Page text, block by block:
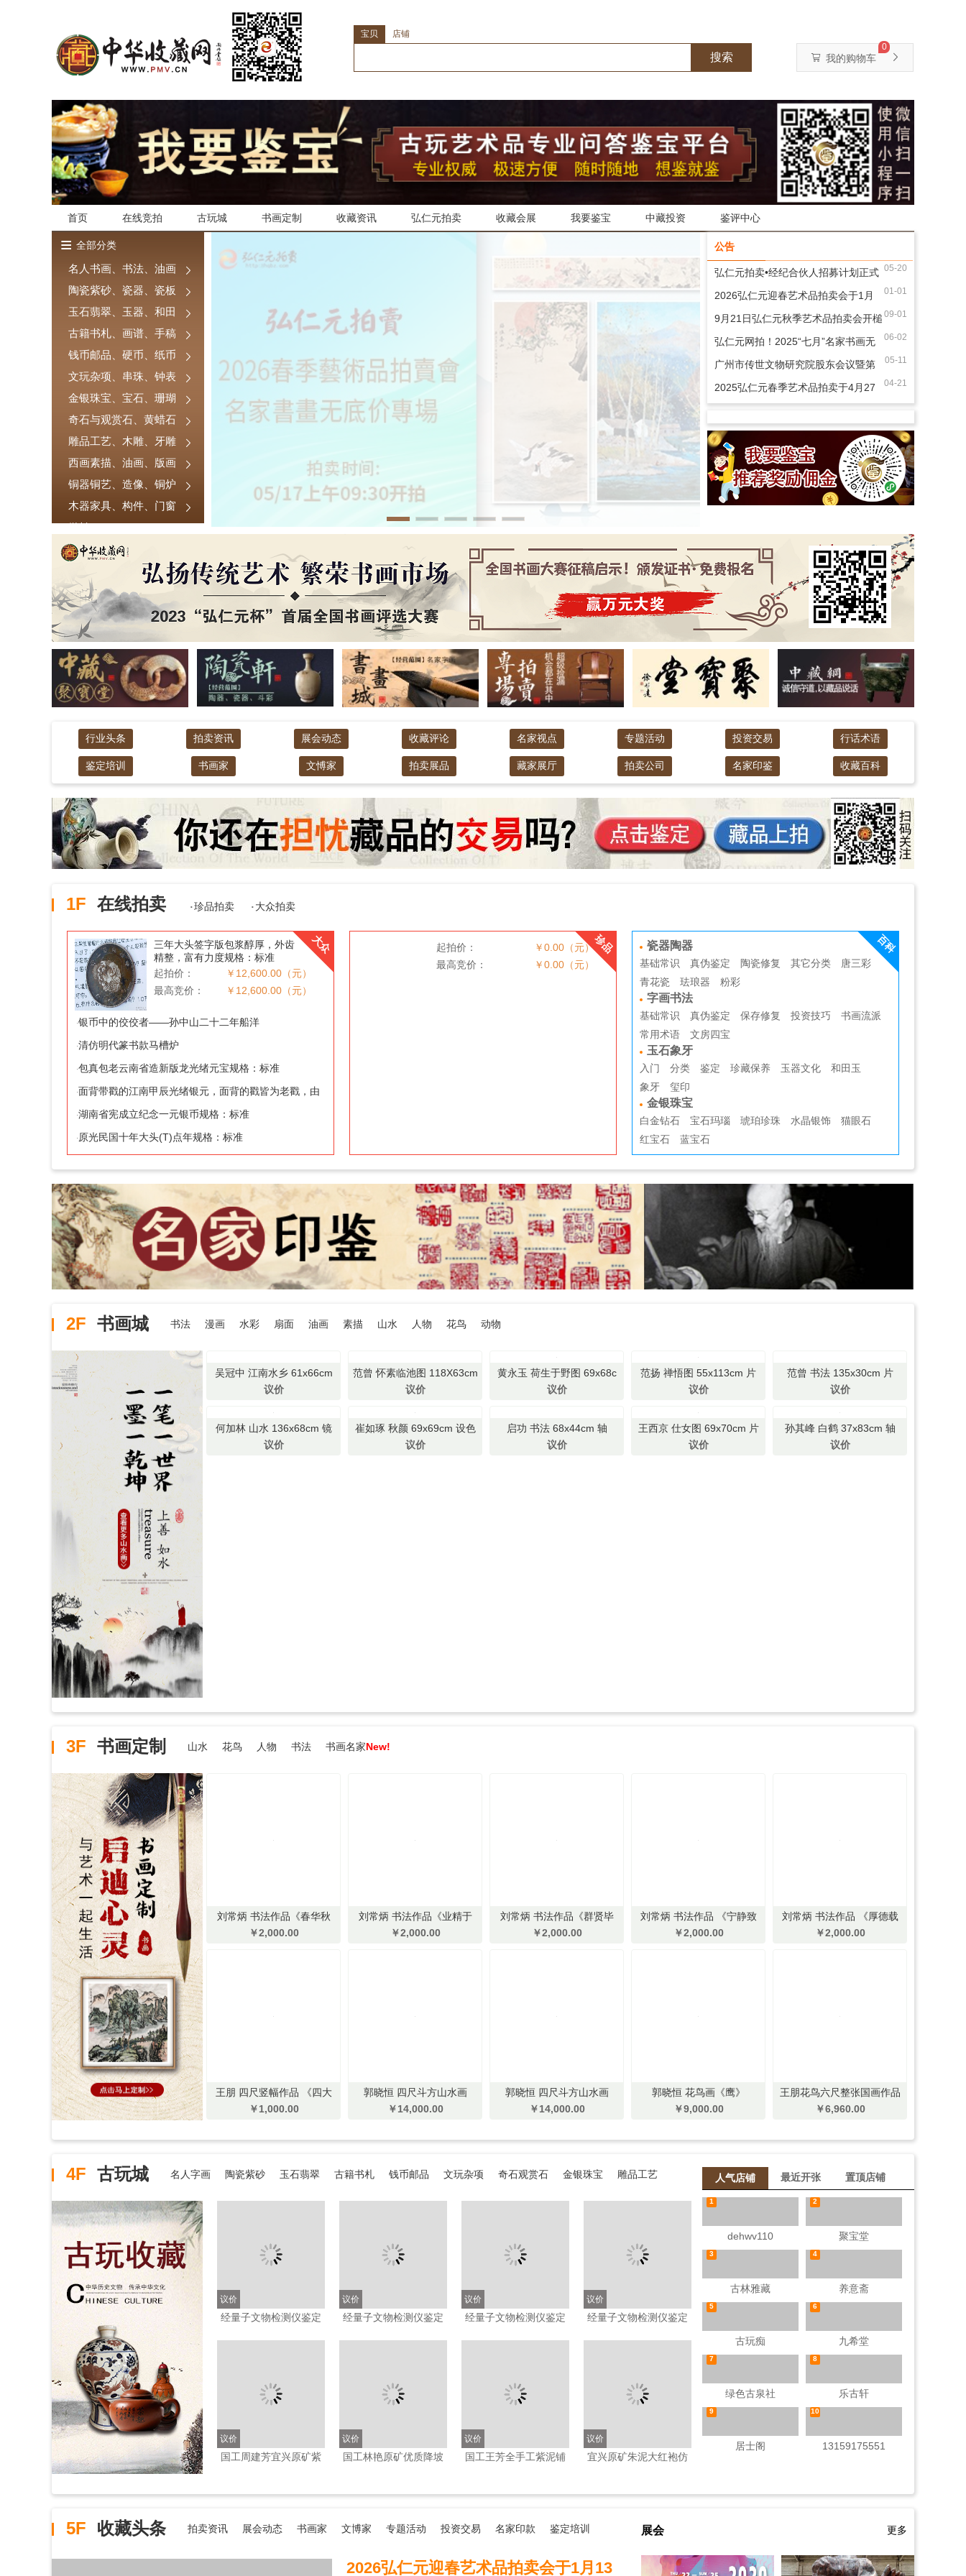
宝贝 店铺
搜索 我的购物车
0
首页 在线竞拍 古玩城 书画定制 收藏资讯 弘仁元拍卖 收藏会展 我要鉴宝 中藏投资 鉴评中心
≡ 全部分类
名人书画、书法、油画
陶瓷紫砂、瓷器、瓷板
玉石翡翠、玉器、和田
古籍书札、画谱、手稿
钱币邮品、硬币、纸币
文玩杂项、串珠、钟表
金银珠宝、宝石、珊瑚
奇石与观赏石、黄蜡石
雕品工艺、木雕、牙雕
西画素描、油画、版画
铜器铜艺、造像、铜炉
木器家具、构件、门窗
微拍
公告
05-20
弘仁元拍卖•经纪合伙人招募计划正式
启幕
01-01
2026弘仁元迎春艺术品拍卖会于1月
13日开槌
09-01
9月21日弘仁元秋季艺术品拍卖会开槌
06-02
弘仁元网拍！2025“七月”名家书画无
底价专场
05-11
广州市传世文物研究院股东会议暨第
一届筹委会成功举行
04-21
2025弘仁元春季艺术品拍卖于4月27
行业头条 拍卖资讯 展会动态 收藏评论 名家视点 专题活动 投资交易 行话术语
鉴定培训 书画家 文愽家 拍卖展品 藏家展厅 拍卖公司 名家印鉴 收藏百科
1F 在线拍卖 ·珍品拍卖 ·大众拍卖
三年大头签字版包浆醇厚，外齿
精整，富有力度规格：标准
起拍价：
￥12,600.00（元）
最高竞价：
￥12,600.00（元）
·银币中的佼佼者――孙中山二十二年船洋
·清仿明代篆书款马槽炉
·包真包老云南省造新版龙光绪元宝规格：标准
·面背带戳的江南甲辰光绪银元，面背的戳皆为老戳，由
此可以断定是真品
·湖南省宪成立纪念一元银币规格：标准
· 原光民国十年大头(T)点年规格：标准
大众 起拍价：
￥0.00（元）
最高竞价：
￥0.00（元）
珍品 瓷器陶器
基础常识 真伪鉴定 陶瓷修复 其它分类
唐三彩
青花瓷
珐琅器 粉彩
字画书法
基础常识 真伪鉴定 保存修复 投资技巧
书画流派
常用术语
文房四宝
玉石象牙
入门 分类 鉴定 珍藏保养 玉器文化
和田玉
象牙
玺印
金银珠宝
白金钻石 宝石玛瑙 琥珀珍珠 水晶银饰
猫眼石
红宝石
蓝宝石
百科
2F 书画城 书法 漫画 水彩 扇面 油画 素描 山水 人物 花鸟 动物
吴冠中 江南水乡 61x66cm
立轴
议价
范曾 怀素临池图 118X63cm
立轴
议价
黄永玉 荷生于野图 69x68c
m 立轴
议价
范扬 禅悟图 55x113cm 片
议价
范曾 书法 135x30cm 片
议价
何加林 山水 136x68cm 镜
片
议价
崔如琢 秋颜 69x69cm 设色
纸本 片
议价
启功 书法 68x44cm 轴
议价
王西京 仕女图 69x70cm 片
议价
孙其峰 白鹤 37x83cm 轴
议价
3F 书画定制 山水 花鸟 人物 书法 书画名家New!
刘常炳 书法作品《春华秋
实》 136*68cm
￥2,000.00
刘常炳 书法作品《业精于
勤》 136*68cm
￥2,000.00
刘常炳 书法作品《群贤毕
至》 136*68cm
￥2,000.00
刘常炳 书法作品 《宁静致
远》 136*68cm
￥2,000.00
刘常炳 书法作品 《厚德载
物》136*68cm
￥2,000.00
王朋 四尺竖幅作品 《四大
美女》一套
￥1,000.00
郭晓恒 四尺斗方山水画
￥14,000.00
郭晓恒 四尺斗方山水画
￥14,000.00
郭晓恒 花鸟画《鹰》
￥9,000.00
王朋花鸟六尺整张国画作品
《锦绣富贵》
￥6,960.00
4F 古玩城 名人字画 陶瓷紫砂 玉石翡翠 古籍书札 钱币邮品 文玩杂项 奇石观赏石 金银珠宝 雕品工艺
议价
​经量子文物检测仪鉴定
议价
经量子文物检测仪鉴定
议价
经量子文物检测仪鉴定
议价
经量子文物检测仪鉴定
议价
国工周建芳宜兴原矿紫
议价
国工林艳原矿优质降坡
议价
国工王芳全手工紫泥铺
议价
宜兴原矿朱泥大红袍仿
人气店铺 最近开张 置顶店铺
1
dehwv110
2
聚宝堂
3
古林雅藏
4
养意斋
5
古玩痴
6
九希堂
7
绿色古泉社
8
乐古轩
9
居士阁
10
13159175551
5F 收藏头条 拍卖资讯 展会动态 书画家 文博家 专题活动 投资交易 名家印款 鉴定培训
2026弘仁元迎春艺术品拍卖会于1月13
展会 更多